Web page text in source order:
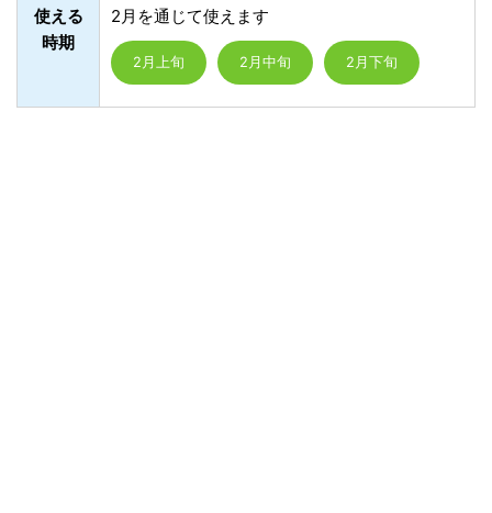
使える
時期
2月を通じて使えます
2月上旬 2月中旬 2月下旬